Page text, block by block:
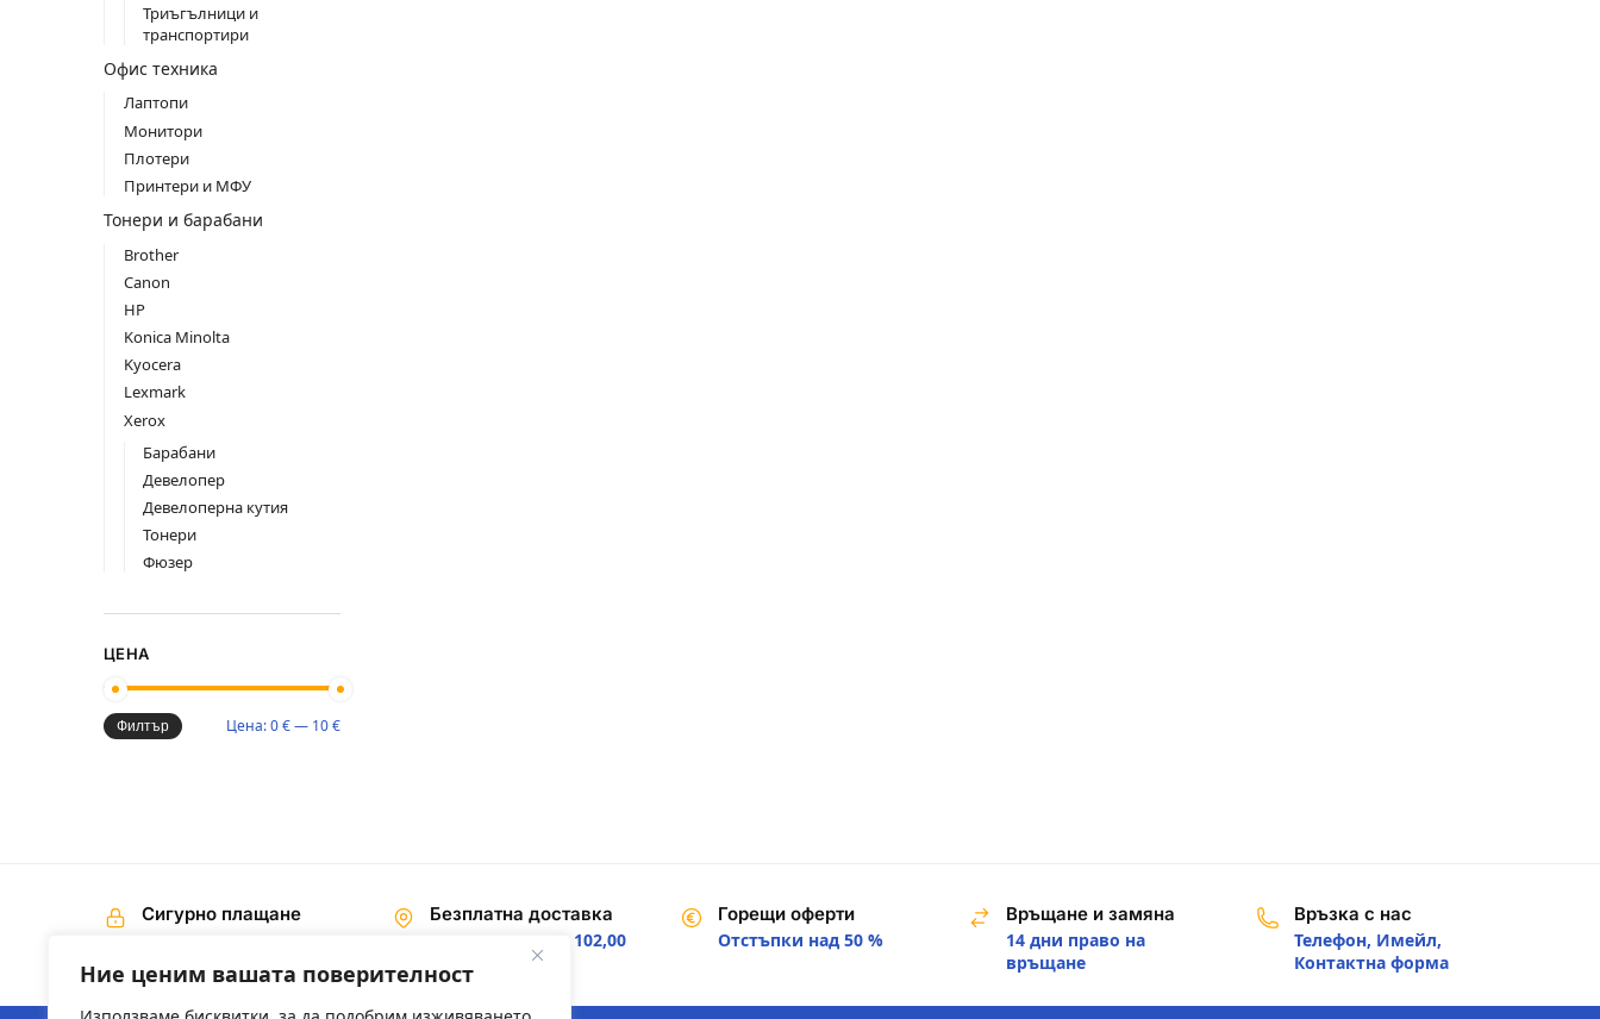
Ние ценим вашата поверителност
Триъгълници и
транспортири
Офис техника
Лаптопи
Монитори
Плотери
Принтери и МФУ
Тонери и барабани
Brother
Canon
HP
Konica Minolta
Kyocera
Lexmark
Xerox
Барабани
Девелопер
Девелоперна кутия
Тонери
Фюзер
ЦЕНА
Филтър Цена:0 €— 10 €
Сигурно плащане
Безплатна доставка
На поръчки над 102,00
€ / 200,00 лв.
Горещи оферти
Отстъпки над 50 %
Връщане и замяна
14 дни право на
връщане
Връзка с нас
Телефон, Имейл,
Контактна форма